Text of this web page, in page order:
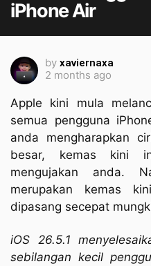
iPhone Air
by xaviernaxa
2 months ago
Apple kini mula
semua pengguna
anda mengharapkan
besar, kemas kini
mengujakan anda.
merupakan kemas
dipasang secepat
iOS 26.5.1
sebilangan kecil